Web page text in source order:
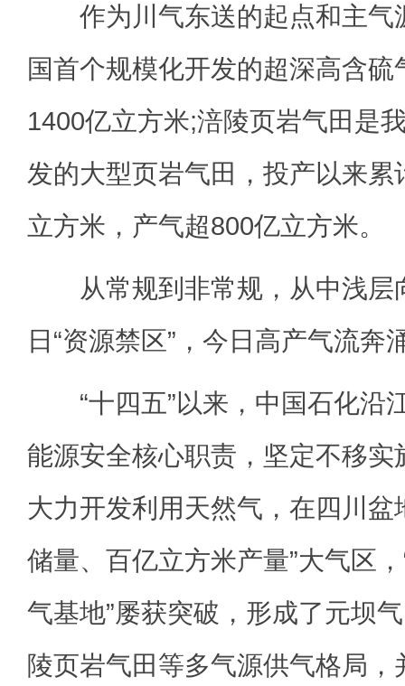
作为川气东送的起点和主气
国首个规模化开发的超深高含
1400亿立方米;涪陵页岩气田是
发的大型页岩气田，投产以来
立方米，产气超800亿立方米。
从常规到非常规，从中浅层
日“资源禁区”，今日高产气流奔
“十四五”以来，中国石化沿
能源安全核心职责，坚定不移实
大力开发利用天然气，在四川盆
储量、百亿立方米产量”大气区
气基地”屡获突破，形成了元坝
陵页岩气田等多气源供气格局